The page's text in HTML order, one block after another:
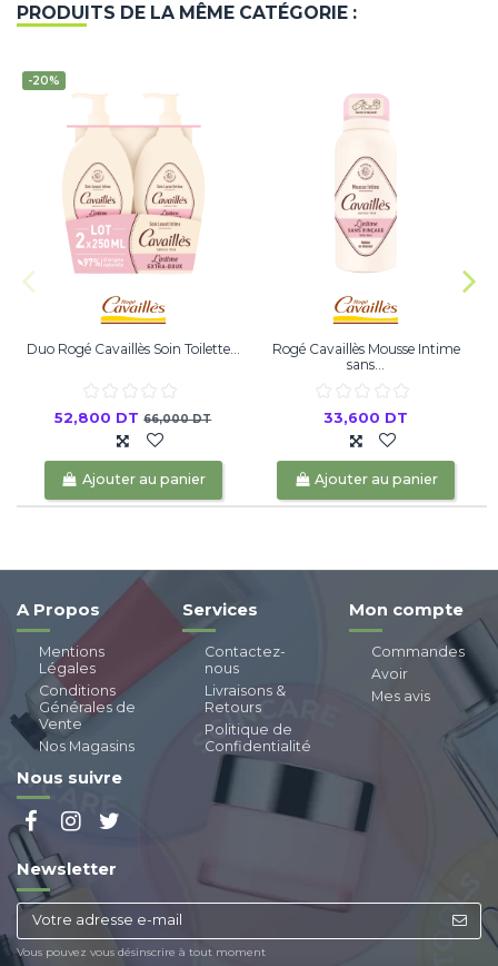
PRODUITS DE LA MÊME CATÉGORIE :
-20%
Duo Rogé Cavaillès Soin Toilette...
52,800 DT66,000 DT
Ajouter au panier
Rogé Cavaillès Mousse Intime
sans...
33,600 DT
Ajouter au panier
A Propos
Mentions
Légales
Conditions
Générales de
Vente
Nos Magasins
Services
Contactez-
nous
Livraisons &
Retours
Politique de
Confidentialité
Mon compte
Commandes
Avoir
Mes avis
Nous suivre
Newsletter
Vous pouvez vous désinscrire à tout moment